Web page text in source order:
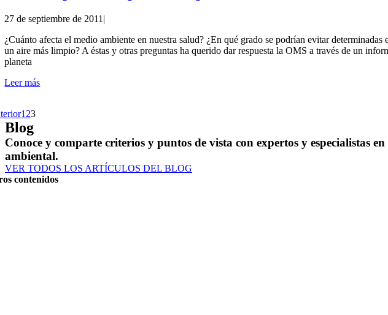
27 de septiembre de 2011 |
¿Cuánto afecta el medio ambiente en nuestra salud? ¿En qué grado se podrían evitar
un aire más limpio? A éstas y otras preguntas ha querido dar respuesta la OMS a través de un
planeta
Leer más
1 23
Blog
Conoce y comparte criterios y puntos de vista con expertos y especialistas
ambiental.
VER TODOS LOS ARTÍCULOS DEL BLOG
contenidos